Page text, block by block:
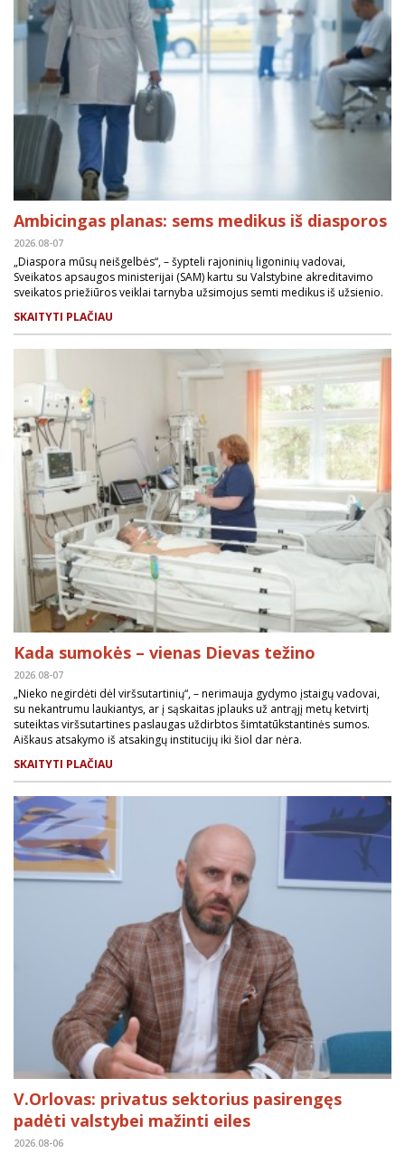
Ambicingas planas: sems medikus iš diasporos
2026.08-07
„Diaspora mūsų neišgelbės“, – šypteli rajoninių ligoninių vadovai,
Sveikatos apsaugos ministerijai (SAM) kartu su Valstybine akreditavimo
sveikatos priežiūros veiklai tarnyba užsimojus semti medikus iš užsienio.
SKAITYTI PLAČIAU
Kada sumokės – vienas Dievas težino
2026.08-07
„Nieko negirdėti dėl viršsutartinių“, – nerimauja gydymo įstaigų vadovai,
su nekantrumu laukiantys, ar į sąskaitas įplauks už antrąjį metų ketvirtį
suteiktas viršsutartines paslaugas uždirbtos šimtatūkstantinės sumos.
Aiškaus atsakymo iš atsakingų institucijų iki šiol dar nėra.
SKAITYTI PLAČIAU
V.Orlovas: privatus sektorius pasirengęs
padėti valstybei mažinti eiles
2026.08-06